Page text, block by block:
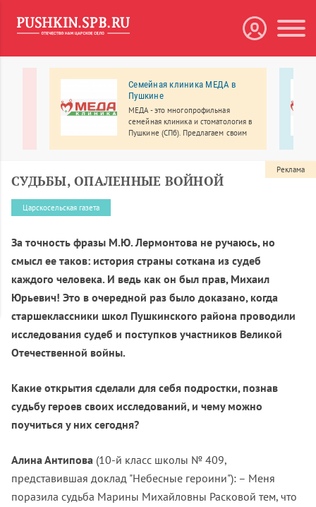
Семейная клиника МЕДА в
Пушкине
МЕДА - это многопрофильная
семейная клиника и стоматология в
Пушкине (СПб). Предлагаем своим
СУДЬБЫ, ОПАЛЕННЫЕ ВОЙНОЙ
Царскосельская газета
За точность фразы М.Ю. Лермонтова не ручаюсь, но
смысл ее таков: история страны соткана из судеб
каждого человека. И ведь как он был прав, Михаил
Юрьевич! Это в очередной раз было доказано, когда
старшеклассники школ Пушкинского района проводили
исследования судеб и поступков участников Великой
Отечественной войны.
Какие открытия сделали для себя подростки, познав
судьбу героев своих исследований, и чему можно
поучиться у них сегодня?
Алина Антипова (10-й класс школы № 409,
представившая доклад "Небесные героини"): – Меня
поразила судьба Марины Михайловны Расковой тем, что
Реклама